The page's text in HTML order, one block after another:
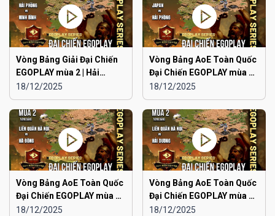
Vòng Bảng Giải Đại Chiến
EGOPLAY mùa 2 | Hải
Phòng vs Ninh Bình
18/12/2025
Vòng Bảng AoE Toàn Quốc
Đại Chiến EGOPLAY mùa 2 |
Japan vs Hải Phòng
18/12/2025
Vòng Bảng AoE Toàn Quốc
Đại Chiến EGOPLAY mùa 2 |
Liên Quân Hà Nội vs Hà
18/12/2025
Vòng Bảng AoE Toàn Quốc
Đại Chiến EGOPLAY mùa 2 |
Liên Quân Hà Nội vs Hải
18/12/2025